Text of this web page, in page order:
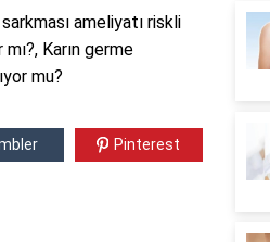
ameliyatı riskli
Karın germe
mu?
Pinterest